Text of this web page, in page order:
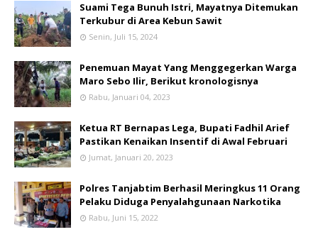
Suami Tega Bunuh Istri, Mayatnya Ditemukan
Terkubur di Area Kebun Sawit
Senin, Juli 15, 2024
Penemuan Mayat Yang Menggegerkan Warga
Maro Sebo Ilir, Berikut kronologisnya
Rabu, Januari 04, 2023
Ketua RT Bernapas Lega, Bupati Fadhil Arief
Pastikan Kenaikan Insentif di Awal Februari
Jumat, Januari 20, 2023
Polres Tanjabtim Berhasil Meringkus 11 Orang
Pelaku Diduga Penyalahgunaan Narkotika
Rabu, Juni 15, 2022